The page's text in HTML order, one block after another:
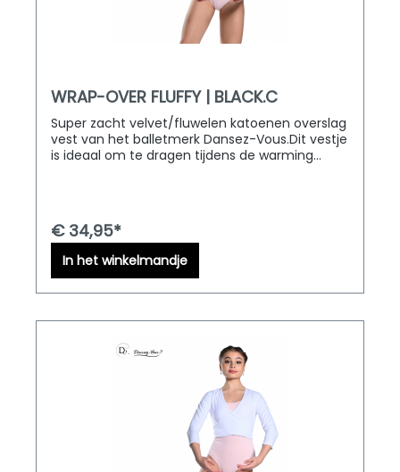
WRAP-OVER FLUFFY | BLACK.C
Super zacht velvet/fluwelen katoenen overslag
vest van het balletmerk Dansez-Vous.Dit vestje
is ideaal om te dragen tijdens de warming
€ 34,95*
In het winkelmandje